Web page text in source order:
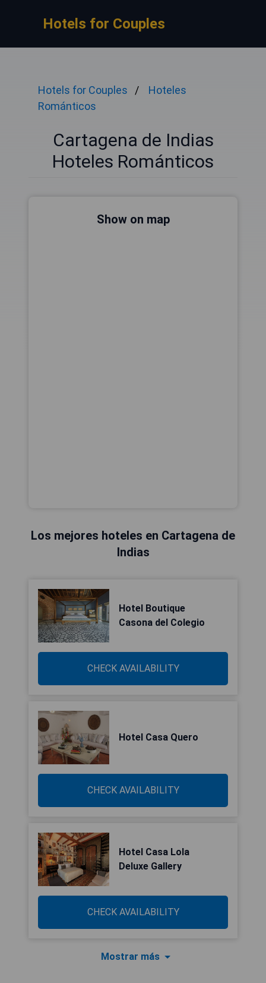
Hotels for Couples
Hotels for Couples
Hoteles
Románticos
Cartagena de Indias
Hoteles Románticos
Show on map
Los mejores hoteles en Cartagena de
Indias
Hotel Boutique
Casona del Colegio
CHECK AVAILABILITY
Hotel Casa Quero
CHECK AVAILABILITY
Hotel Casa Lola
Deluxe Gallery
CHECK AVAILABILITY
Mostrar más